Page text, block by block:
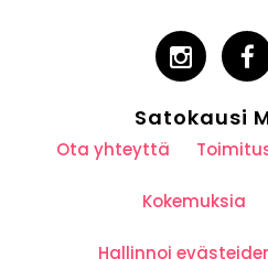
Satokausi
Ota yhteyttä
Kokemuksia
Hallinnoi